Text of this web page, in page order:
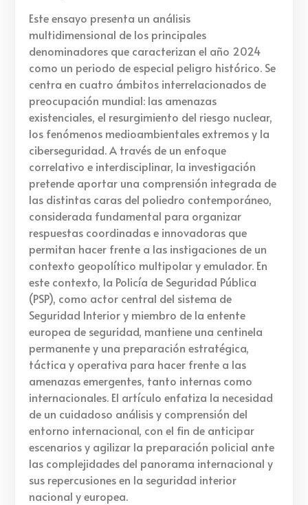
Este ensayo presenta un análisis
multidimensional de los principales
denominadores que caracterizan el año 2024
como un periodo de especial peligro histórico. Se
centra en cuatro ámbitos interrelacionados de
preocupación mundial: las amenazas
existenciales, el resurgimiento del riesgo nuclear,
los fenómenos medioambientales extremos y la
ciberseguridad. A través de un enfoque
correlativo e interdisciplinar, la investigación
pretende aportar una comprensión integrada de
las distintas caras del poliedro contemporáneo,
considerada fundamental para organizar
respuestas coordinadas e innovadoras que
permitan hacer frente a las instigaciones de un
contexto geopolítico multipolar y emulador. En
este contexto, la Policía de Seguridad Pública
(PSP), como actor central del sistema de
Seguridad Interior y miembro de la entente
europea de seguridad, mantiene una centinela
permanente y una preparación estratégica,
táctica y operativa para hacer frente a las
amenazas emergentes, tanto internas como
internacionales. El artículo enfatiza la necesidad
de un cuidadoso análisis y comprensión del
entorno internacional, con el fin de anticipar
escenarios y agilizar la preparación policial ante
las complejidades del panorama internacional y
sus repercusiones en la seguridad interior
nacional y europea.